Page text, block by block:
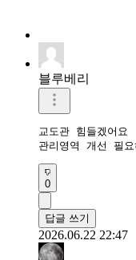
블루베리
교도관 힘들겠어요
관리영역 개선 필요
0
답글 쓰기
2026.06.22 22:47